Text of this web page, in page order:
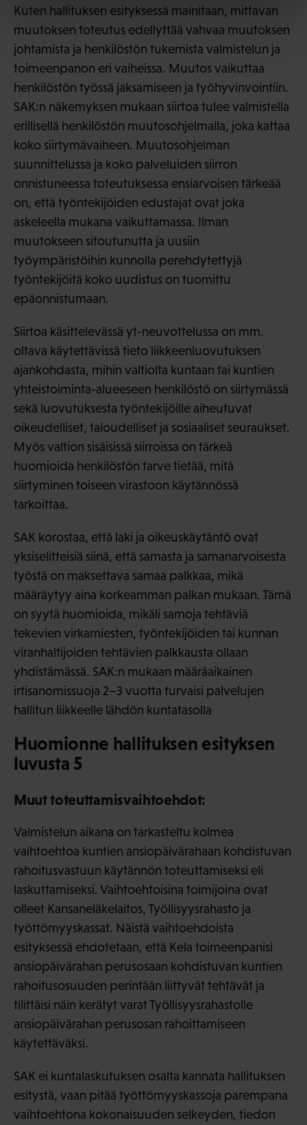
Kuten hallituksen esityksessä mainitaan, mittavan
muutoksen toteutus edellyttää vahvaa muutoksen
johtamista ja henkilöstön tukemista valmistelun ja
toimeenpanon eri vaiheissa. Muutos vaikuttaa
henkilöstön työssä jaksamiseen ja työhyvinvointiin.
SAK:n näkemyksen mukaan siirtoa tulee valmistella
erillisellä henkilöstön muutosohjelmalla, joka kattaa
koko siirtymävaiheen. Muutosohjelman
suunnittelussa ja koko palveluiden siirron
onnistuneessa toteutuksessa ensiarvoisen tärkeää
on, että työntekijöiden edustajat ovat joka
askeleella mukana vaikuttamassa. Ilman
muutokseen sitoutunutta ja uusiin
työympäristöihin kunnolla perehdytettyjä
työntekijöitä koko uudistus on tuomittu
epäonnistumaan.
Siirtoa käsittelevässä yt-neuvottelussa on mm.
oltava käytettävissä tieto liikkeenluovutuksen
ajankohdasta, mihin valtiolta kuntaan tai kuntien
yhteistoiminta-alueeseen henkilöstö on siirtymässä
sekä luovutuksesta työntekijöille aiheutuvat
oikeudelliset, taloudelliset ja sosiaaliset seuraukset.
Myös valtion sisäisissä siirroissa on tärkeä
huomioida henkilöstön tarve tietää, mitä
siirtyminen toiseen virastoon käytännössä
tarkoittaa.
SAK korostaa, että laki ja oikeuskäytäntö ovat
yksiselitteisiä siinä, että samasta ja samanarvoisesta
työstä on maksettava samaa palkkaa, mikä
määräytyy aina korkeamman palkan mukaan. Tämä
on syytä huomioida, mikäli samoja tehtäviä
tekevien virkamiesten, työntekijöiden tai kunnan
viranhaltijoiden tehtävien palkkausta ollaan
yhdistämässä. SAK:n mukaan määräaikainen
irtisanomissuoja 2–3 vuotta turvaisi palvelujen
hallitun liikkeelle lähdön kuntatasolla
Huomionne hallituksen esityksen
luvusta 5
Muut toteuttamisvaihtoehdot:
Valmistelun aikana on tarkasteltu kolmea
vaihtoehtoa kuntien ansiopäivärahaan kohdistuvan
rahoitusvastuun käytännön toteuttamiseksi eli
laskuttamiseksi. Vaihtoehtoisina toimijoina ovat
olleet Kansaneläkelaitos, Työllisyysrahasto ja
työttömyyskassat. Näistä vaihtoehdoista
esityksessä ehdotetaan, että Kela toimeenpanisi
ansiopäivärahan perusosaan kohdistuvan kuntien
rahoitusosuuden perintään liittyvät tehtävät ja
tilittäisi näin kerätyt varat Työllisyysrahastolle
ansiopäivärahan perusosan rahoittamiseen
käytettäväksi.
SAK ei kuntalaskutuksen osalta kannata hallituksen
esitystä, vaan pitää työttömyyskassoja parempana
vaihtoehtona kokonaisuuden selkeyden, tiedon